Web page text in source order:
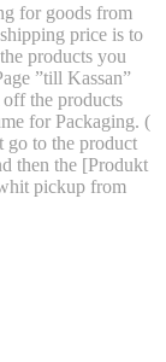
for goods from
price is to
products you
”till Kassan”
the products
for Packaging. (
to the product
then the [Produkt
pickup from